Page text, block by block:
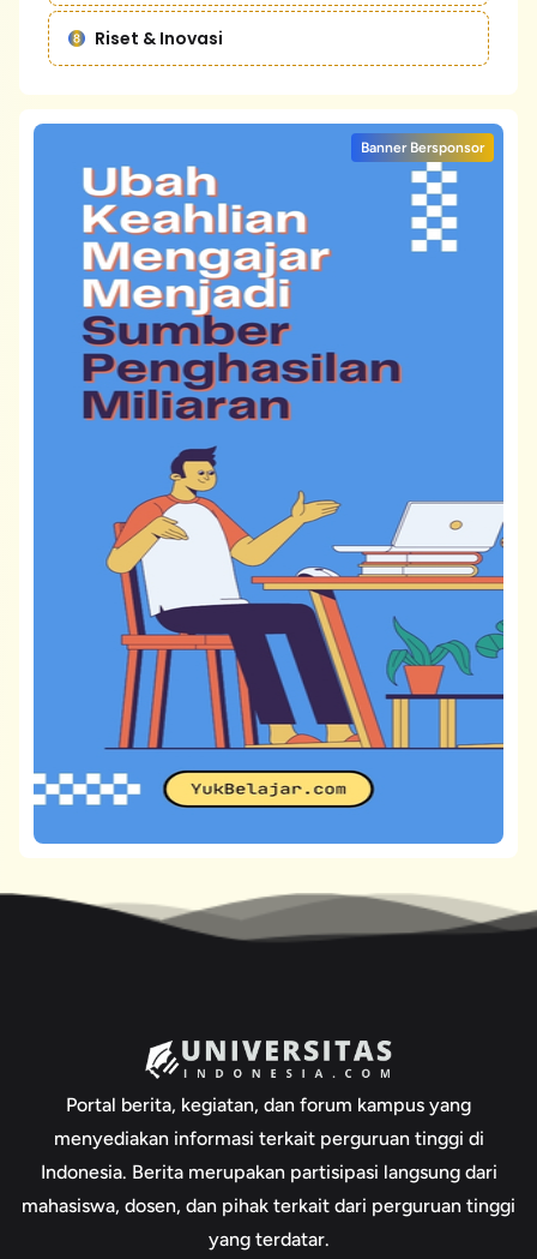
Riset & Inovasi
Banner Bersponsor
Portal berita, kegiatan, dan forum kampus yang
menyediakan informasi terkait perguruan tinggi di
Indonesia. Berita merupakan partisipasi langsung dari
mahasiswa, dosen, dan pihak terkait dari perguruan tinggi
yang terdatar.